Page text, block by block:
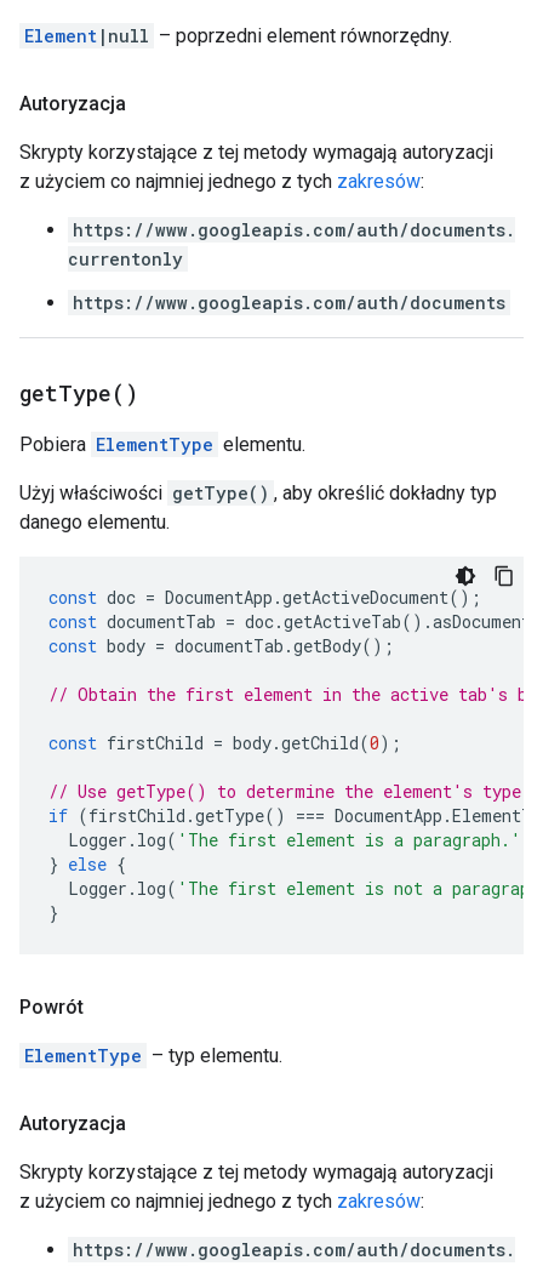
Element |null – poprzedni element równorzędny.
Autoryzacja
Skrypty korzystające z tej metody wymagają autoryzacji
z użyciem co najmniej jednego z tych zakresów:
https://www.googleapis.com/auth/documents.
currentonly
https://www.googleapis.com/auth/documents
getType( )
Pobiera ElementType elementu.
Użyj właściwości getType() , aby określić dokładny typ
danego elementu.
const doc = DocumentApp .getActiveDocument();
const documentTab = doc.getActiveTab().
const body = documentTab .getBody();
// Obtain the first element in the active tab's
const firstChild = body.getChild(0);
// Use getType() to determine the element's type.
if (firstChild .getType() === DocumentApp .
Logger . log( 'The first element is a paragraph.'
} else {
Logger . log( 'The first element is not a
}
Powrót
ElementType – typ elementu.
Autoryzacja
Skrypty korzystające z tej metody wymagają autoryzacji
z użyciem co najmniej jednego z tych zakresów:
https://www.googleapis.com/auth/documents.